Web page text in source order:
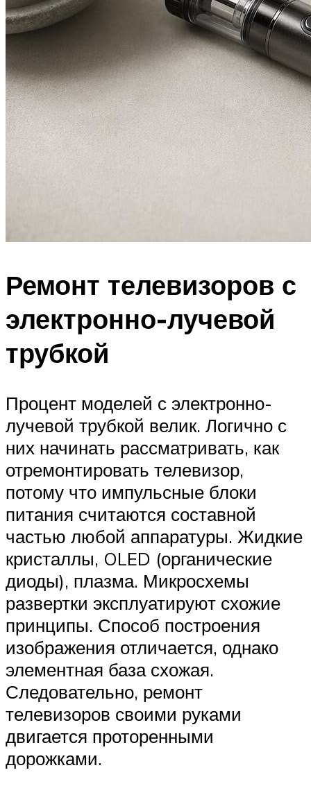
Ремонт телевизоров с
электронно-лучевой
трубкой
Процент моделей с электронно-
лучевой трубкой велик. Логично с
них начинать рассматривать, как
отремонтировать телевизор,
потому что импульсные блоки
питания считаются составной
частью любой аппаратуры. Жидкие
кристаллы, OLED (органические
диоды), плазма. Микросхемы
развертки эксплуатируют схожие
принципы. Способ построения
изображения отличается, однако
элементная база схожая.
Следовательно, ремонт
телевизоров своими руками
двигается проторенными
дорожками.